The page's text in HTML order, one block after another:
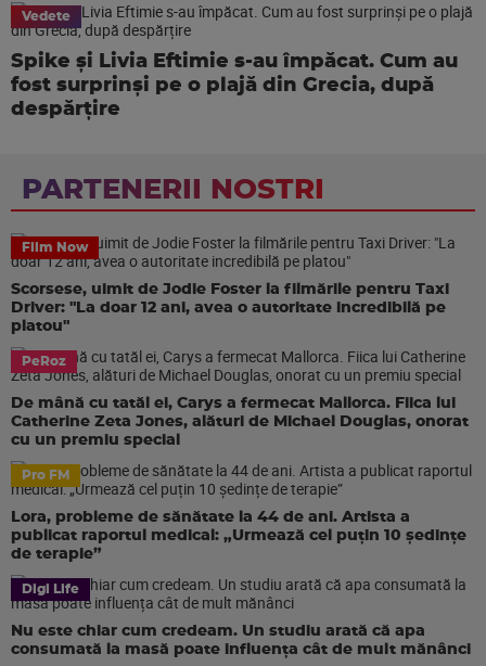
Vedete
Spike și Livia Eftimie s-au împăcat. Cum au
fost surprinși pe o plajă din Grecia, după
despărțire
PARTENERII NOSTRI
Film Now
Scorsese, uimit de Jodie Foster la filmările pentru Taxi
Driver: "La doar 12 ani, avea o autoritate incredibilă pe
platou"
PeRoz
De mână cu tatăl ei, Carys a fermecat Mallorca. Fiica lui
Catherine Zeta Jones, alături de Michael Douglas, onorat
cu un premiu special
Pro FM
Lora, probleme de sănătate la 44 de ani. Artista a
publicat raportul medical: „Urmează cel puțin 10 ședințe
de terapie”
Digi Life
Nu este chiar cum credeam. Un studiu arată că apa
consumată la masă poate influența cât de mult mănânci